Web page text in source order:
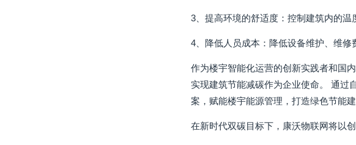
3、提高环境的舒适度：控制建筑内的温
4、降低人员成本：降低设备维护、维修
作为楼宇智能化运营的创新实践者和国
实现建筑节能减碳作为企业使命。 通过
案，赋能楼宇能源管理，打造绿色节能建
在新时代双碳目标下，康沃物联网将以